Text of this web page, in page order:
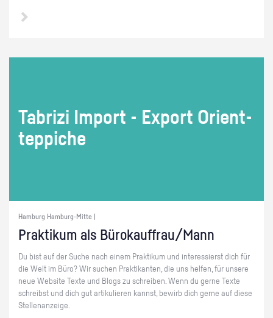
Tab­ri­zi Im­port - Ex­port Ori­ent­
tep­pi­che
Hamburg Hamburg-Mitte |
Prak­ti­kum als Bü­ro­kauf­frau/Mann
Du bist auf der Suche nach einem Prak­ti­kum und in­ter­es­sierst dich für
die Welt im Büro? Wir su­chen Prak­ti­kan­ten, die uns hel­fen, für un­se­re
neue Web­site Texte und Blogs zu schrei­ben. Wenn du gerne Texte
schreibst und dich gut ar­ti­ku­lie­ren kannst, be­wirb dich gerne auf diese
Stel­len­an­zei­ge.